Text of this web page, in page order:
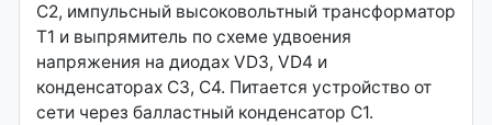
С2, импульсный высоковольтный трансформатор
Т1 и выпрямитель по схеме удвоения
напряжения на диодах VD3, VD4 и
конденсаторах СЗ, С4. Питается устройство от
сети через балластный конденсатор С1.